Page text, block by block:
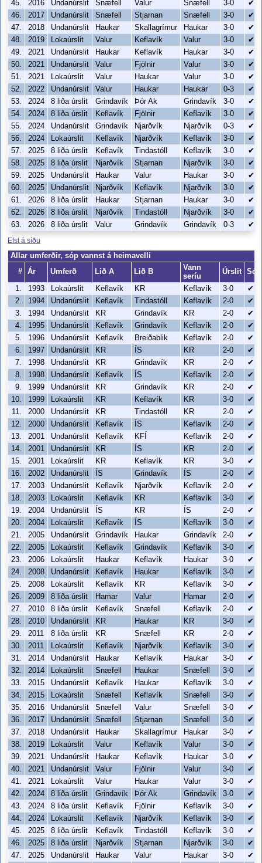
45. 2016 Undanúrslit Snæfell Valur Snæfell 3-0
✔
46.
2017 Undanúrslit Snæfell Stjarnan Snæfell 3-0
✔
47.
2018 Undanúrslit Haukar Skallagrímur Haukar 3-0
✔
48.
2019 Lokaúrslit Valur Keflavík Valur 3-0
✔
49.
2021 Undanúrslit Haukar Keflavík Haukar 3-0
✔
50.
2021 Undanúrslit Valur Fjölnir Valur 3-0
✔
51.
2021 Lokaúrslit Valur Haukar Valur 3-0
✔
52.
2022 Undanúrslit Valur Haukar Haukar 0-3
✔
53.
2024 8 liða úrslit Grindavík Þór Ak Grindavík 3-0
✔
54.
2024 8 liða úrslit Keflavík Fjölnir Keflavík 3-0
✔
55.
2024 Undanúrslit Grindavík Njarðvík Njarðvík 0-3
✔
56.
2024 Lokaúrslit Keflavík Njarðvík Keflavík 3-0
✔
57.
2025 8 liða úrslit Keflavík Tindastóll Keflavík 3-0
✔
58.
2025 8 liða úrslit Njarðvík Stjarnan Njarðvík 3-0
✔
59.
2025 Undanúrslit Haukar Valur Haukar 3-0
✔
60.
2025 Undanúrslit Njarðvík Keflavík Njarðvík 3-0
✔
61.
2026 8 liða úrslit Haukar Stjarnan Haukar 3-0
✔
62.
2026 8 liða úrslit Njarðvík Tindastóll Njarðvík 3-0
✔
63.
2026 8 liða úrslit Valur Grindavík Grindavík 0-3
✔
Efst á síðu
Allar umferðir, sóp vannst á heimavelli
#
Ár Umferð Lið A Lið B
Vann
seríu
Úrslit Sóp
1. 1993 Lokaúrslit Keflavík KR Keflavík 3-0
✔
2.
1994 Undanúrslit Keflavík Tindastóll Keflavík 2-0
✔
3.
1994 Undanúrslit KR Grindavík KR 2-0
✔
4.
1995 Undanúrslit Keflavík Grindavík Keflavík 2-0
✔
5.
1996 Undanúrslit Keflavík Breiðablik Keflavík 2-0
✔
6.
1997 Undanúrslit KR ÍS KR 2-0
✔
7.
1998 Undanúrslit KR Grindavík KR 2-0
✔
8.
1998 Undanúrslit Keflavík ÍS Keflavík 2-0
✔
9.
1999 Undanúrslit KR Grindavík KR 2-0
✔
10.
1999 Lokaúrslit KR Keflavík KR 3-0
✔
11.
2000 Undanúrslit KR Tindastóll KR 2-0
✔
12.
2000 Undanúrslit Keflavík ÍS Keflavík 2-0
✔
13.
2001 Undanúrslit Keflavík KFÍ Keflavík 2-0
✔
14.
2001 Undanúrslit KR ÍS KR 2-0
✔
15.
2001 Lokaúrslit KR Keflavík KR 3-0
✔
16.
2002 Undanúrslit ÍS Grindavík ÍS 2-0
✔
17.
2003 Undanúrslit Keflavík Njarðvík Keflavík 2-0
✔
18.
2003 Lokaúrslit Keflavík KR Keflavík 3-0
✔
19.
2004 Undanúrslit ÍS KR ÍS 2-0
✔
20.
2004 Lokaúrslit Keflavík ÍS Keflavík 3-0
✔
21.
2005 Undanúrslit Grindavík Haukar Grindavík 2-0
✔
22.
2005 Lokaúrslit Keflavík Grindavík Keflavík 3-0
✔
23.
2006 Lokaúrslit Haukar Keflavík Haukar 3-0
✔
24.
2008 Undanúrslit Keflavík Haukar Keflavík 3-0
✔
25.
2008 Lokaúrslit Keflavík KR Keflavík 3-0
✔
26.
2009 8 liða úrslit Hamar Valur Hamar 2-0
✔
27.
2010 8 liða úrslit Keflavík Snæfell Keflavík 2-0
✔
28.
2010 Undanúrslit KR Haukar KR 3-0
✔
29.
2011 8 liða úrslit KR Snæfell KR 2-0
✔
30.
2011 Lokaúrslit Keflavík Njarðvík Keflavík 3-0
✔
31.
2014 Undanúrslit Haukar Keflavík Haukar 3-0
✔
32.
2014 Lokaúrslit Snæfell Haukar Snæfell 3-0
✔
33.
2015 Undanúrslit Keflavík Haukar Keflavík 3-0
✔
34.
2015 Lokaúrslit Snæfell Keflavík Snæfell 3-0
✔
35.
2016 Undanúrslit Snæfell Valur Snæfell 3-0
✔
36.
2017 Undanúrslit Snæfell Stjarnan Snæfell 3-0
✔
37.
2018 Undanúrslit Haukar Skallagrímur Haukar 3-0
✔
38.
2019 Lokaúrslit Valur Keflavík Valur 3-0
✔
39.
2021 Undanúrslit Haukar Keflavík Haukar 3-0
✔
40.
2021 Undanúrslit Valur Fjölnir Valur 3-0
✔
41.
2021 Lokaúrslit Valur Haukar Valur 3-0
✔
42.
2024 8 liða úrslit Grindavík Þór Ak Grindavík 3-0
✔
43.
2024 8 liða úrslit Keflavík Fjölnir Keflavík 3-0
✔
44.
2024 Lokaúrslit Keflavík Njarðvík Keflavík 3-0
✔
45.
2025 8 liða úrslit Keflavík Tindastóll Keflavík 3-0
✔
46.
2025 8 liða úrslit Njarðvík Stjarnan Njarðvík 3-0
✔
47.
2025 Undanúrslit Haukar Valur Haukar 3-0
✔